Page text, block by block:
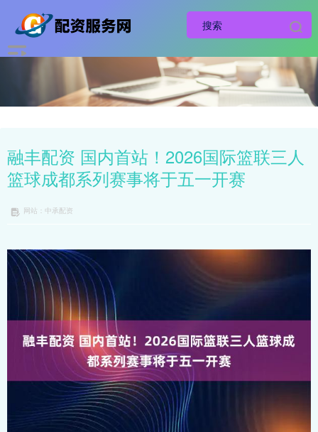
融丰配资 国内首站！2026国际篮联三人
篮球成都系列赛事将于五一开赛
网站：中承配资